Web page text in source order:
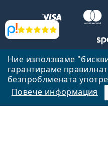
Ние използваме
гарантираме
безпроблмената
Повече информация
Прегледи
Назад към
Lentiamo.bg е собственост
Република Чехия
Тук сме